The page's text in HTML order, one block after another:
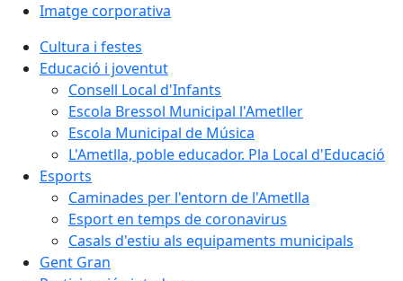
Imatge corporativa
Cultura i festes
Educació i joventut
Consell Local d'Infants
Escola Bressol Municipal l'Ametller
Escola Municipal de Música
L'Ametlla, poble educador. Pla Local d'Educació
Esports
Caminades per l'entorn de l'Ametlla
Esport en temps de coronavirus
Casals d'estiu als equipaments municipals
Gent Gran